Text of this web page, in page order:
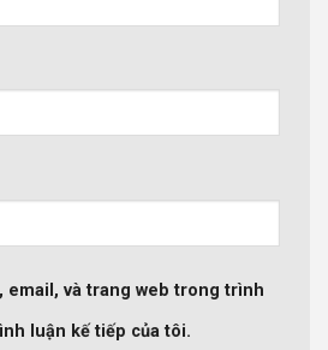
email, và trang web trong trình
luận kế tiếp của tôi.